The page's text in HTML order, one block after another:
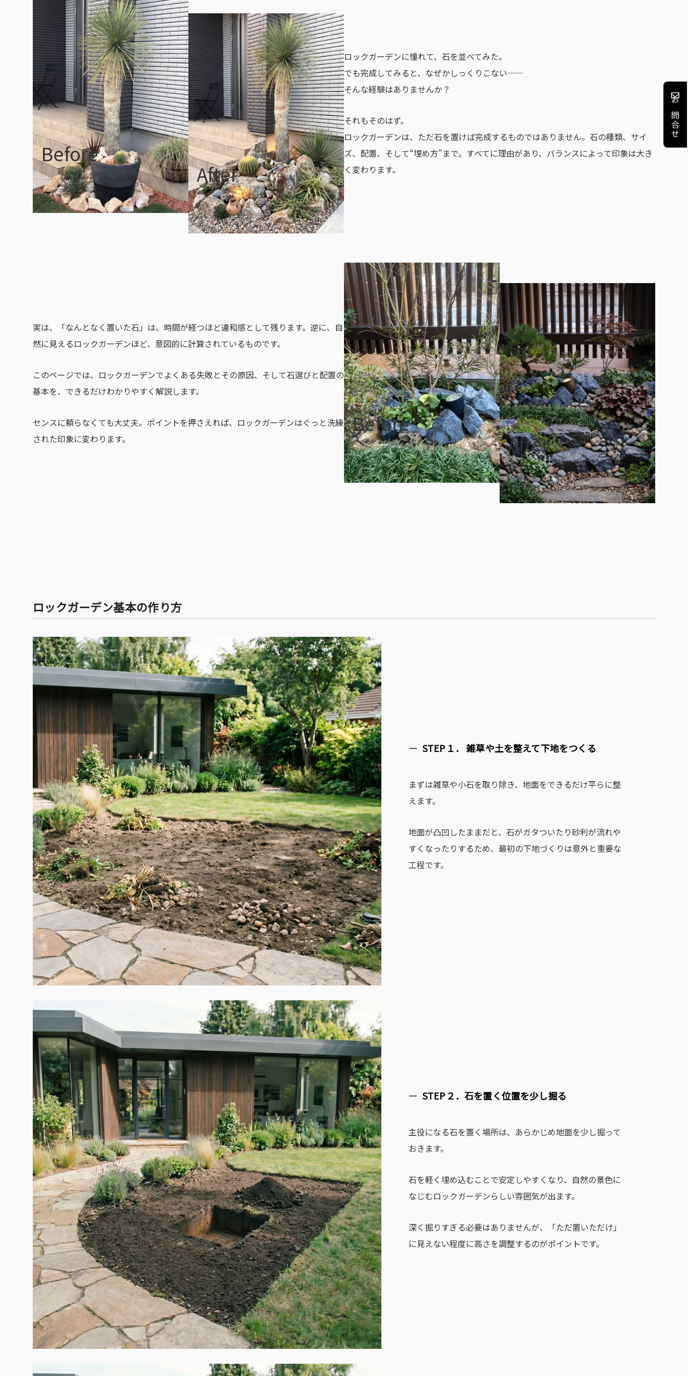
Before
After
ロックガーデンに憧れて、石を並べてみた。
でも完成してみると、なぜかしっくりこない——
そんな経験はありませんか？
それもそのはず。
ロックガーデンは、ただ石を置けば完成するものではありません。石の種類、サイ
ズ、配置、そして“埋め方”まで。すべてに理由があり、バランスによって印象は大き
く変わります。
実は、「なんとなく置いた石」は、時間が経つほど違和感として残ります。逆に、自
然に見えるロックガーデンほど、意図的に計算されているものです。
このページでは、ロックガーデンでよくある失敗とその原因、そして石選びと配置の
基本を、できるだけわかりやすく解説します。
センスに頼らなくても大丈夫。ポイントを押さえれば、ロックガーデンはぐっと洗練
された印象に変わります。
Before
After
ロックガーデン基本の作り方
STEP１． 雑草や土を整えて下地をつくる
まずは雑草や小石を取り除き、地面をできるだけ平らに整
えます。
地面が凸凹したままだと、石がガタついたり砂利が流れや
すくなったりするため、最初の下地づくりは意外と重要な
工程です。
STEP２．石を置く位置を少し掘る
主役になる石を置く場所は、あらかじめ地面を少し掘って
おきます。
石を軽く埋め込むことで安定しやすくなり、自然の景色に
なじむロックガーデンらしい雰囲気が出ます。
深く掘りすぎる必要はありませんが、「ただ置いただけ」
に見えない程度に高さを調整するのがポイントです。
お問合せ